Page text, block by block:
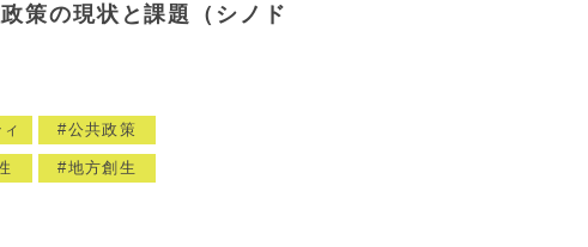
策の現状と課題（シノド
公共政策
地方創生